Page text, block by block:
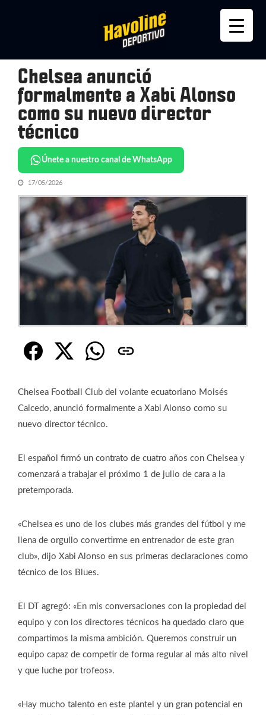
Chelsea anunció
formalmente a Xabi Alonso
como su nuevo director
técnico
Únete a nuestro canal de WhatsApp
17/05/2026
Chelsea Football Club del volante ecuatoriano Moisés
Caicedo, anunció formalmente a Xabi Alonso como su
nuevo director técnico.
El español firmó un contrato de cuatro años con Chelsea y
comenzará a trabajar el próximo 1 de julio de cara a la
pretemporada.
«Chelsea es uno de los clubes más grandes del fútbol y me
llena de orgullo convertirme en entrenador de este gran
club», dijo Xabi Alonso en sus primeras declaraciones como
técnico de los Blues.
El DT agregó: «En mis conversaciones con la propiedad del
equipo y con los directores técnicos ha quedado claro que
compartimos la misma ambición. Queremos construir un
equipo capaz de competir de forma regular al más alto nivel
y que luche por trofeos».
«Hay mucho talento en este plantel y un gran potencial en